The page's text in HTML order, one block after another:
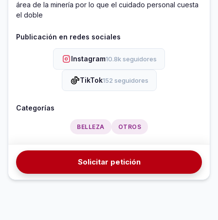
área de la minería por lo que el cuidado personal cuesta
el doble
Publicación en redes sociales
Instagram10.8k seguidores
TikTok152 seguidores
Categorías
BELLEZA OTROS
Solicitar petición